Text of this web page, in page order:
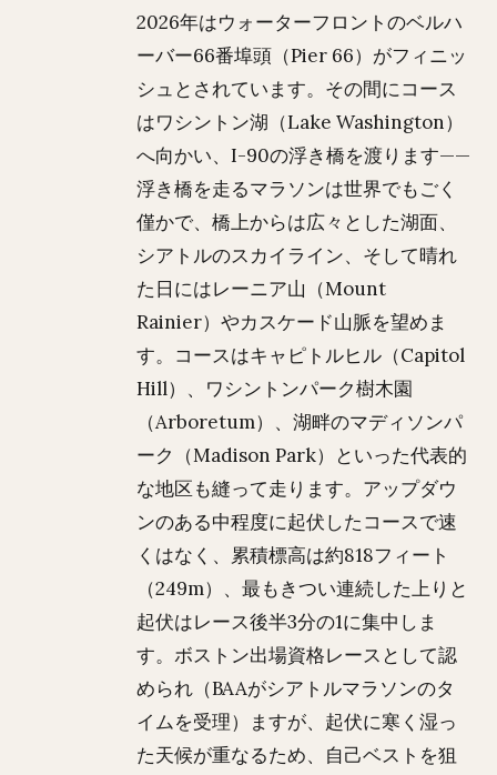
2026年はウォーターフロントのベルハ
ーバー66番埠頭（Pier 66）がフィニッ
シュとされています。その間にコース
はワシントン湖（Lake Washington）
へ向かい、I-90の浮き橋を渡ります——
浮き橋を走るマラソンは世界でもごく
僅かで、橋上からは広々とした湖面、
シアトルのスカイライン、そして晴れ
た日にはレーニア山（Mount
Rainier）やカスケード山脈を望めま
す。コースはキャピトルヒル（Capitol
Hill）、ワシントンパーク樹木園
（Arboretum）、湖畔のマディソンパ
ーク（Madison Park）といった代表的
な地区も縫って走ります。アップダウ
ンのある中程度に起伏したコースで速
くはなく、累積標高は約818フィート
（249m）、最もきつい連続した上りと
起伏はレース後半3分の1に集中しま
す。ボストン出場資格レースとして認
められ（BAAがシアトルマラソンのタ
イムを受理）ますが、起伏に寒く湿っ
た天候が重なるため、自己ベストを狙